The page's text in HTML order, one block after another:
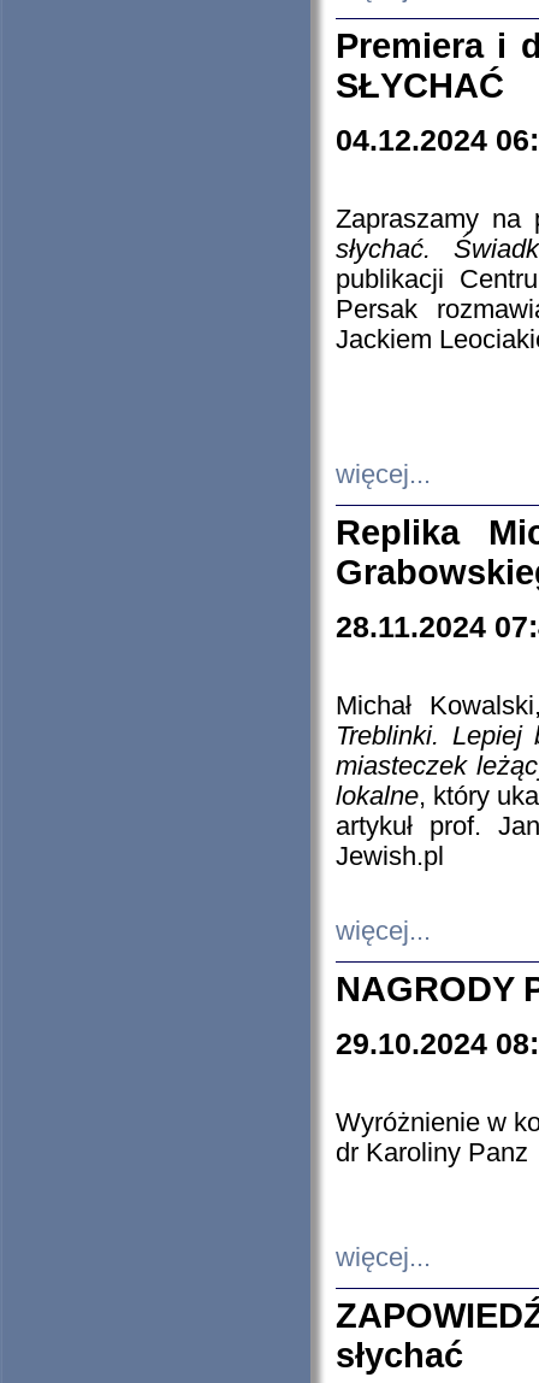
Premiera i
SŁYCHAĆ
04.12.2024
Zapraszamy
słychać.
publikacji
Persak
Jackiem
więcej...
Replika
28.11.2024
Michał
Treblinki. Lepiej
miasteczek
lokalne, który
artykuł prof.
Jewish.pl
więcej...
NAGRODY
29.10.2024
Wyróżnienie w
dr Karoliny Panz
więcej...
słychać